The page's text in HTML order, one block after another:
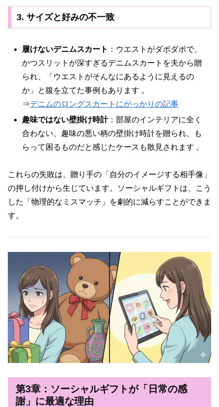
3. サイズと好みの不一致
履けないデニムスカート ：ウエストがダボダボで、
かつスリットが深すぎるデニムスカートを夫から贈
られ、「ウエストがそんなにあるように見えるの
か」と腹を立てた事例もあります 。
⇒デニムのロングスカートにがっかりの記事
趣味ではない壁掛け時計：部屋のインテリアに全く
合わない、趣味の悪い柄の壁掛け時計を贈られ、も
らって困るものだと感じたケースも散見されます 。
これらの失敗は、贈り手の「自分のイメージする相手像」
の押し付けから生じています。ソーシャルギフトは、こう
した「物理的なミスマッチ」を劇的に減らすことができま
す。
第3章：ソーシャルギフトが「日常の感
謝」に最適な理由